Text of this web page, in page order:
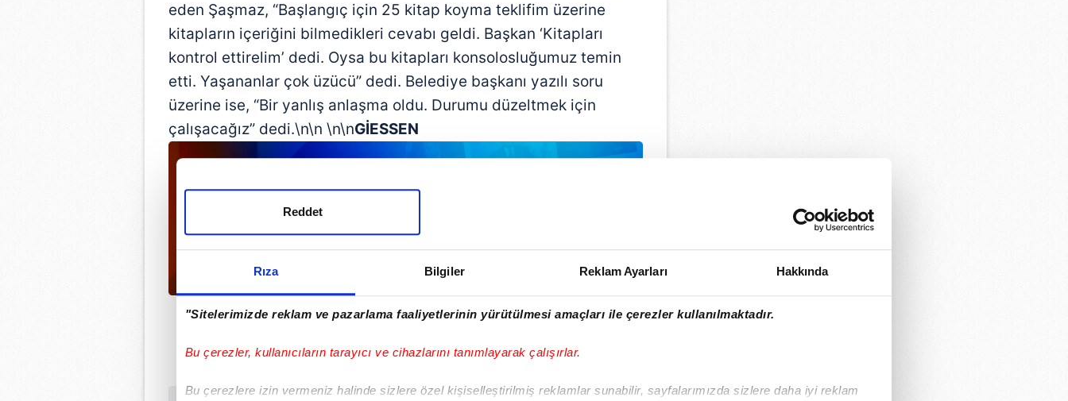
Rıza Bilgiler Reklam Ayarları Hakkında
"Sitelerimizde reklam ve pazarlama faaliyetlerinin yürütülmesi amaçları ile çerezler kullanılmaktadır.
Bu çerezler, kullanıcıların tarayıcı ve cihazlarını tanımlayarak çalışırlar.
Bu çerezlere izin vermeniz halinde sizlere özel kişiselleştirilmiş reklamlar sunabilir, sayfalarımızda sizlere daha iyi reklam
Reddet
eden Şaşmaz, “Başlangıç için 25 kitap koyma teklifim üzerine
kitapların içeriğini bilmedikleri cevabı geldi. Başkan ‘Kitapları
kontrol ettirelim’ dedi. Oysa bu kitapları konsolosluğumuz temin
etti. Yaşananlar çok üzücü” dedi. Belediye başkanı yazılı soru
üzerine ise, “Bir yanlış anlaşma oldu. Durumu düzeltmek için
çalışacağız” dedi.\n\n \n\nGİESSEN